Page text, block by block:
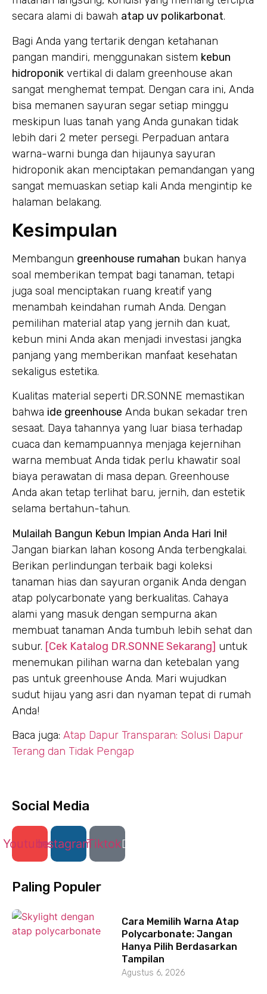
secara alami di bawah atap uv polikarbonat.
Bagi Anda yang tertarik dengan ketahanan
pangan mandiri, menggunakan sistem kebun
hidroponik vertikal di dalam greenhouse akan
sangat menghemat tempat. Dengan cara ini, Anda
bisa memanen sayuran segar setiap minggu
meskipun luas tanah yang Anda gunakan tidak
lebih dari 2 meter persegi. Perpaduan antara
warna-warni bunga dan hijaunya sayuran
hidroponik akan menciptakan pemandangan yang
sangat memuaskan setiap kali Anda mengintip ke
halaman belakang.
Kesimpulan
Membangun greenhouse rumahan bukan hanya
soal memberikan tempat bagi tanaman, tetapi
juga soal menciptakan ruang kreatif yang
menambah keindahan rumah Anda. Dengan
pemilihan material atap yang jernih dan kuat,
kebun mini Anda akan menjadi investasi jangka
panjang yang memberikan manfaat kesehatan
sekaligus estetika.
Kualitas material seperti DR.SONNE memastikan
bahwa ide greenhouse Anda bukan sekadar tren
sesaat. Daya tahannya yang luar biasa terhadap
cuaca dan kemampuannya menjaga kejernihan
warna membuat Anda tidak perlu khawatir soal
biaya perawatan di masa depan. Greenhouse
Anda akan tetap terlihat baru, jernih, dan estetik
selama bertahun-tahun.
Mulailah Bangun Kebun Impian Anda Hari Ini!
Jangan biarkan lahan kosong Anda terbengkalai.
Berikan perlindungan terbaik bagi koleksi
tanaman hias dan sayuran organik Anda dengan
atap polycarbonate yang berkualitas. Cahaya
alami yang masuk dengan sempurna akan
membuat tanaman Anda tumbuh lebih sehat dan
subur. [Cek Katalog DR.SONNE Sekarang] untuk
menemukan pilihan warna dan ketebalan yang
pas untuk greenhouse Anda. Mari wujudkan
sudut hijau yang asri dan nyaman tepat di rumah
Anda!
Baca juga: Atap Dapur Transparan: Solusi Dapur
Terang dan Tidak Pengap
Social Media
YoutubeInstagramTiktok
Paling Populer
Cara Memilih Warna Atap
Polycarbonate: Jangan
Hanya Pilih Berdasarkan
Tampilan
Agustus 6, 2026